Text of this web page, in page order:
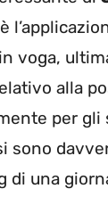
è
voga,
alla
per gli
sono
di una